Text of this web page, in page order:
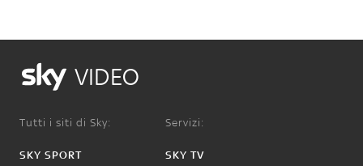
VIDEO
Tutti i siti di Sky:
SKY SPORT
Servizi:
SKY TV